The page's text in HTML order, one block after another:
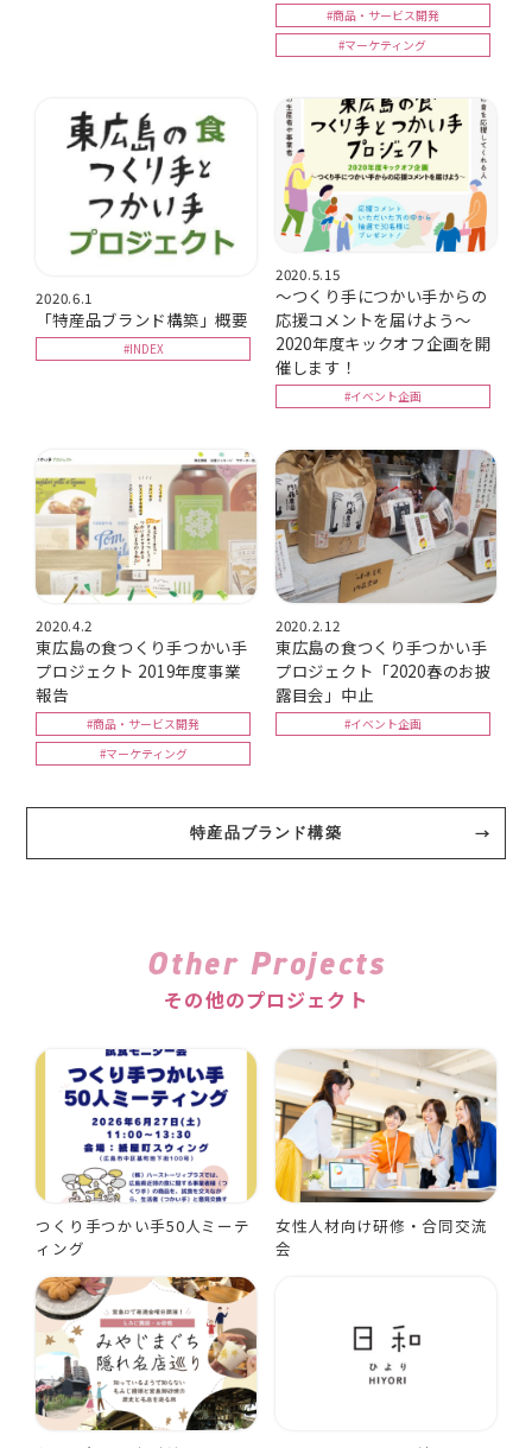
#商品・サービス開発
#マーケティング
2020.6.1
「特産品ブランド構築」概要
#INDEX
2020.5.15
～つくり手につかい手からの
応援コメントを届けよう～
2020年度キックオフ企画を開
催します！
#イベント企画
2020.4.2
東広島の食つくり手つかい手
プロジェクト 2019年度事業
報告
#商品・サービス開発
#マーケティング
2020.2.12
東広島の食つくり手つかい手
プロジェクト「2020春のお披
露目会」中止
#イベント企画
特産品ブランド構築
Other Projects
その他のプロジェクト
つくり手つかい手50人ミーテ
ィング
女性人材向け研修・合同交流
会